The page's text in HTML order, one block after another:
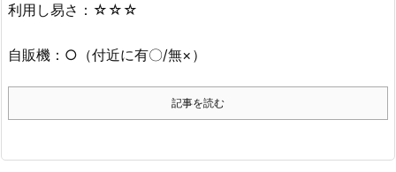
利用し易さ：☆☆☆
自販機：○（付近に有〇/無×）
記事を読む